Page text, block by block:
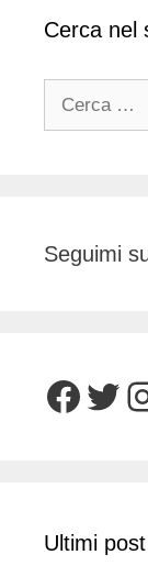
Cerca nel
Seguimi
Ultimi post